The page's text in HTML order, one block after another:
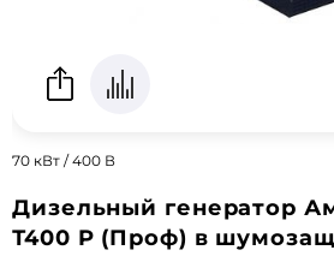
70 кВт / 400 В
Дизельный генератор
Т400 P (Проф) в